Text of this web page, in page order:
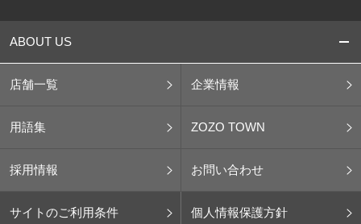
ABOUT US
店舗一覧 企業情報
用語集 ZOZO TOWN
採用情報 お問い合わせ
サイトのご利用条件 個人情報保護方針